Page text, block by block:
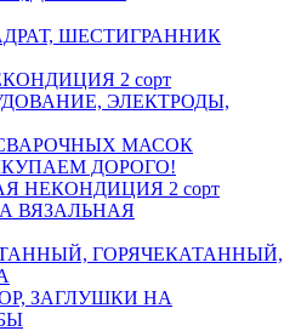
ШЕСТИГРАННИК
2 сорт
ЭЛЕКТРОДЫ,
МАСОК
ДОРОГО!
НЕКОНДИЦИЯ 2 сорт
ВЯЗАЛЬНАЯ
ГОРЯЧЕКАТАННЫЙ,
ЗАГЛУШКИ НА